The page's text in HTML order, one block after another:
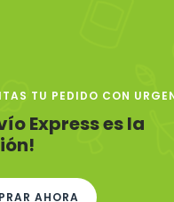
TU PEDIDO CON
Express es la
AHORA